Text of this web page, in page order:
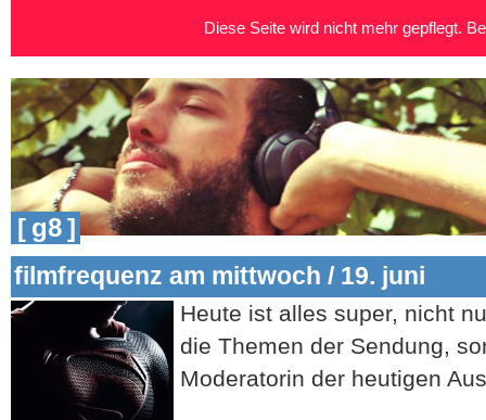
[ g8 ]
filmfrequenz am mittwoch / 19. juni
Heute ist alles super, nicht
die Themen der Sendung,
Moderatorin der heutigen
Diese Seite wird nicht mehr gepflegt.